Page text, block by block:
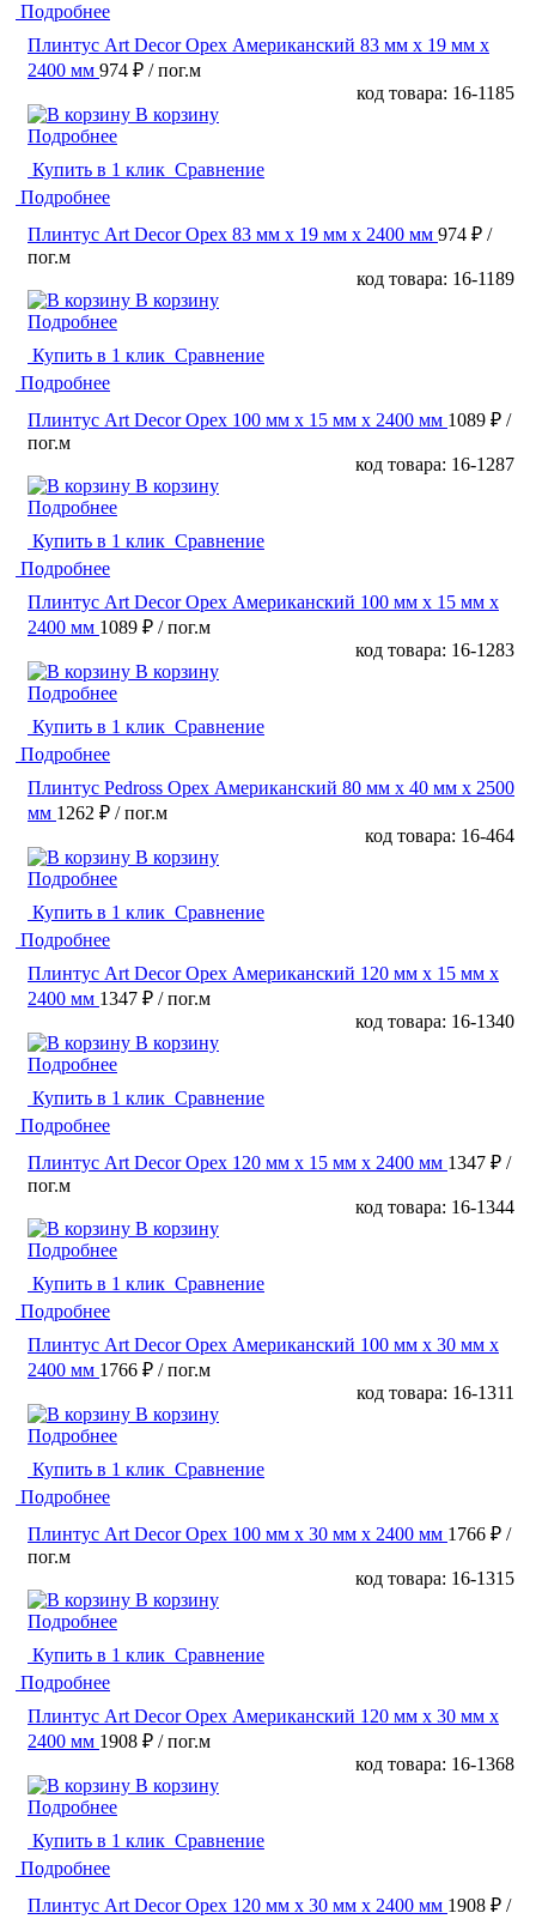
Подробнее
Плинтус Art Decor Орех Американский 83 мм х 19 мм х
2400 мм 974 ₽ / пог.м
код товара: 16-1185
В корзину
Подробнее
Купить в 1 клик Сравнение
Подробнее
Плинтус Art Decor Орех 83 мм х 19 мм х 2400 мм 974 ₽ /
пог.м
код товара: 16-1189
В корзину
Подробнее
Купить в 1 клик Сравнение
Подробнее
Плинтус Art Decor Орех 100 мм х 15 мм х 2400 мм 1089 ₽ /
пог.м
код товара: 16-1287
В корзину
Подробнее
Купить в 1 клик Сравнение
Подробнее
Плинтус Art Decor Орех Американский 100 мм х 15 мм х
2400 мм 1089 ₽ / пог.м
код товара: 16-1283
В корзину
Подробнее
Купить в 1 клик Сравнение
Подробнее
Плинтус Pedross Орех Американский 80 мм х 40 мм х 2500
мм 1262 ₽ / пог.м
код товара: 16-464
В корзину
Подробнее
Купить в 1 клик Сравнение
Подробнее
Плинтус Art Decor Орех Американский 120 мм х 15 мм х
2400 мм 1347 ₽ / пог.м
код товара: 16-1340
В корзину
Подробнее
Купить в 1 клик Сравнение
Подробнее
Плинтус Art Decor Орех 120 мм х 15 мм х 2400 мм 1347 ₽ /
пог.м
код товара: 16-1344
В корзину
Подробнее
Купить в 1 клик Сравнение
Подробнее
Плинтус Art Decor Орех Американский 100 мм х 30 мм х
2400 мм 1766 ₽ / пог.м
код товара: 16-1311
В корзину
Подробнее
Купить в 1 клик Сравнение
Подробнее
Плинтус Art Decor Орех 100 мм х 30 мм х 2400 мм 1766 ₽ /
пог.м
код товара: 16-1315
В корзину
Подробнее
Купить в 1 клик Сравнение
Подробнее
Плинтус Art Decor Орех Американский 120 мм х 30 мм х
2400 мм 1908 ₽ / пог.м
код товара: 16-1368
В корзину
Подробнее
Купить в 1 клик Сравнение
Подробнее
Плинтус Art Decor Орех 120 мм х 30 мм х 2400 мм 1908 ₽ /